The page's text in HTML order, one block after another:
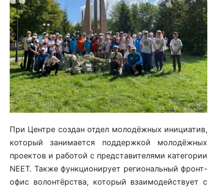
При Центре создан отдел молодёжных инициатив,
который занимается поддержкой молодёжных
проектов и работой с представителями категории
NEET. Также функционирует региональный фронт-
офис волонтёрства, который взаимодействует с